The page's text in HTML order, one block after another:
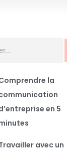
la
en 5
avec un